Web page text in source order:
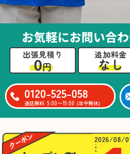
お気軽にお問い合
出張見積り
0円
追加料金
なし
0120-525-058
通話無料 9:00〜19:00 (年中無休)
2026/08/